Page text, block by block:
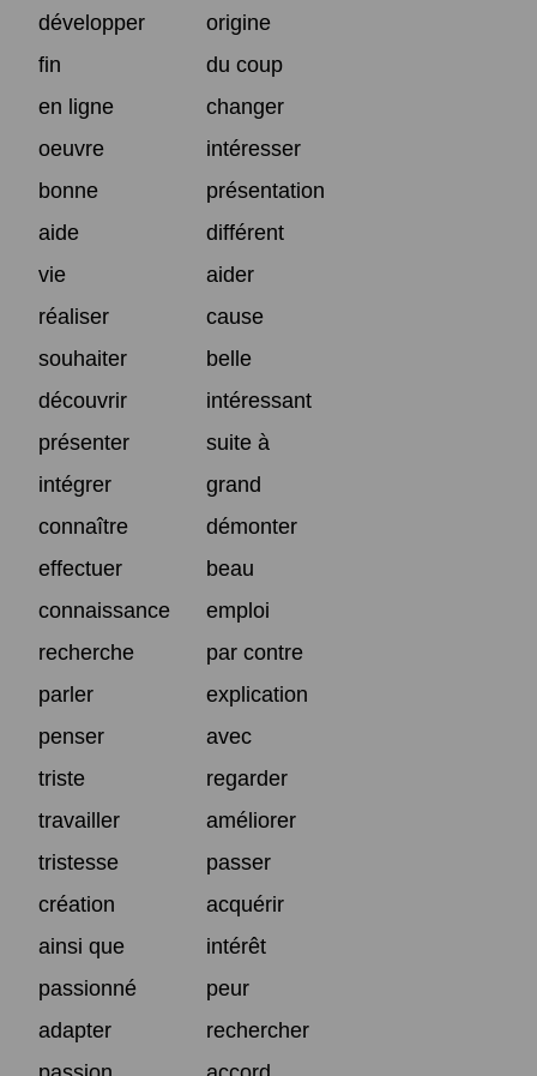
développer
origine
fin
du coup
en ligne
changer
oeuvre
intéresser
bonne
présentation
aide
différent
vie
aider
réaliser
cause
souhaiter
belle
découvrir
intéressant
présenter
suite à
intégrer
grand
connaître
démonter
effectuer
beau
connaissance
emploi
recherche
par contre
parler
explication
penser
avec
triste
regarder
travailler
améliorer
tristesse
passer
création
acquérir
ainsi que
intérêt
passionné
peur
adapter
rechercher